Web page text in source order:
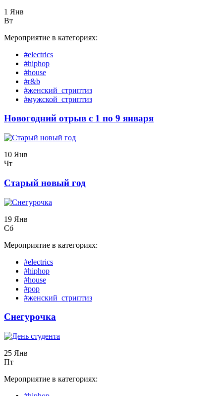
1 Янв
Вт
Мероприятие в категориях:
#electrics
#hiphop
#house
#r&b
#женский_стриптиз
#мужской_стриптиз
Новогодний отрыв с 1 по 9 января
10 Янв
Чт
Старый новый год
19 Янв
Сб
Мероприятие в категориях:
#electrics
#hiphop
#house
#pop
#женский_стриптиз
Снегурочка
25 Янв
Пт
Мероприятие в категориях: